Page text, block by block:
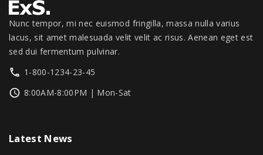
Nunc tempor, mi nec euismod fringilla, massa nulla varius
lacus, sit amet malesuada velit velit ac risus. Aenean eget est
sed dui fermentum pulvinar.
1-800-1234-23-45
8:00AM-8:00PM | Mon-Sat
Latest News